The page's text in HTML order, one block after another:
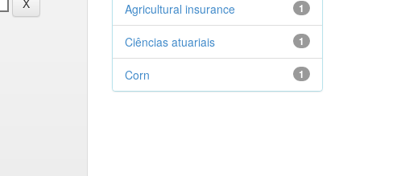
1
Agricultural insurance
1
Ciências atuariais
1
Corn